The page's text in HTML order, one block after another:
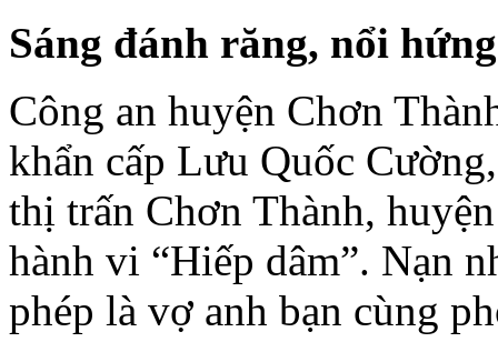
Sáng đánh răng, nổi h
Công an huyện Chơn
khẩn cấp Lưu Quốc
thị trấn Chơn Thành,
hành vi “Hiếp dâm”. Nạn
phép là vợ anh bạn cùng